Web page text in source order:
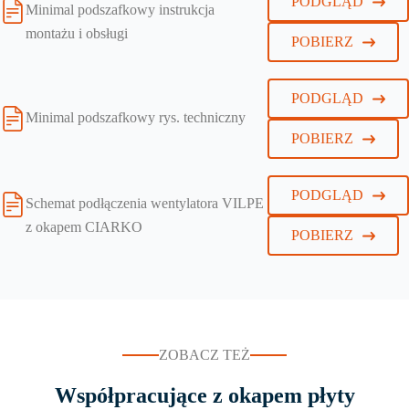
Minimal podszafkowy instrukcja
montażu i obsługi
POBIERZ
Minimal podszafkowy rys. techniczny
PODGLĄD
POBIERZ
Schemat podłączenia wentylatora VILPE
z okapem CIARKO
PODGLĄD
POBIERZ
ZOBACZ TEŻ
Współpracujące z okapem płyty